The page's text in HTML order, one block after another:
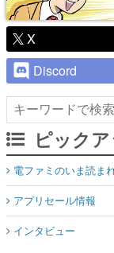
X
Discord
ピック
電ファミのいま読ま
アプリセール情報
インタビュー